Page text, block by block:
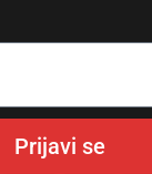
Prijavi se